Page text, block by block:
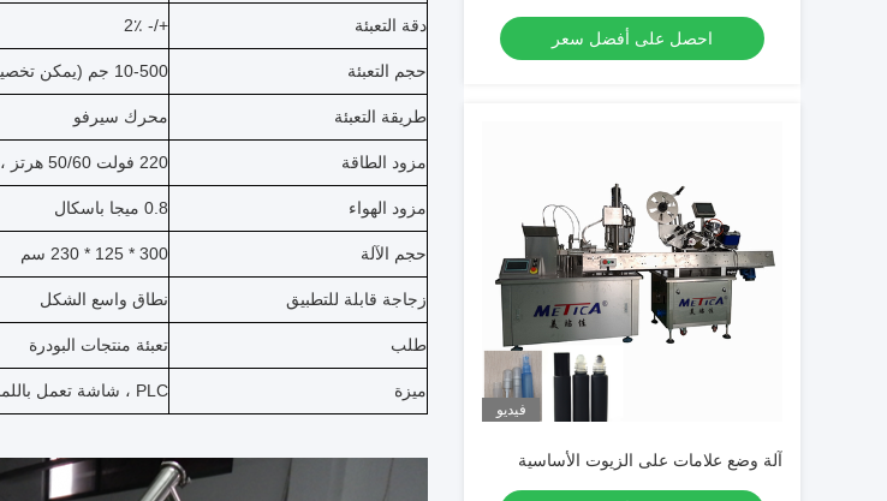
احصل على أفضل سعر
فيديو
آلة وضع علامات على الزيوت الأساسية
دقة التعبئة +/- 2٪
حجم التعبئة 10-500 جم (يمكن تخصيصها)
طريقة التعبئة محرك سيرفو
مزود الطاقة 220 فولت 50/60 هرتز ، 3 كيلو واط
مزود الهواء 0.8 ميجا باسكال
حجم الآلة 300 * 125 * 230 سم
زجاجة قابلة للتطبيق نطاق واسع الشكل
طلب تعبئة منتجات البودرة
ميزة PLC ، شاشة تعمل باللمس